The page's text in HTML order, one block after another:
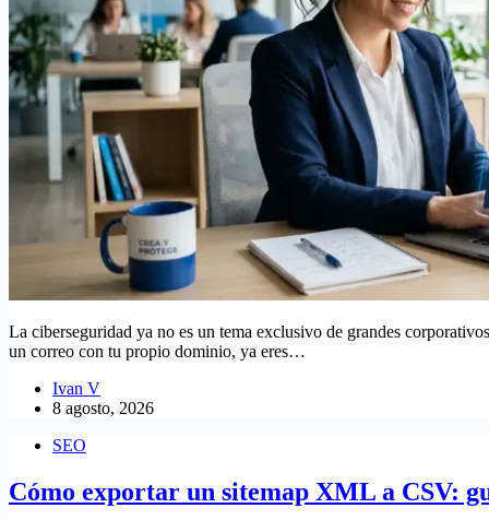
La ciberseguridad ya no es un tema exclusivo de grandes
un correo con tu propio dominio, ya eres…
Ivan V
8 agosto, 2026
SEO
Cómo exportar un sitemap XML a CSV: